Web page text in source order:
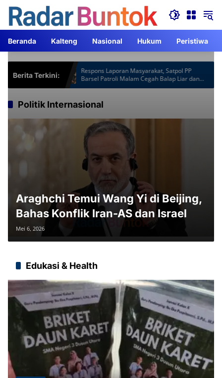
Langsung
konten
Beranda Kalteng Nasional Hukum Peristiwa
Berita Terkini:
Gardu
Lebih
Respons Laporan Masyarakat, Satpol PP
Barsel Patroli Malam Cegah Balap Liar dan
Knalpot Brong
Politik Internasional
Araghchi Temui Wang Yi di Beijing,
Bahas Konflik Iran-AS dan Israel
Mei 6, 2026
Edukasi & Health